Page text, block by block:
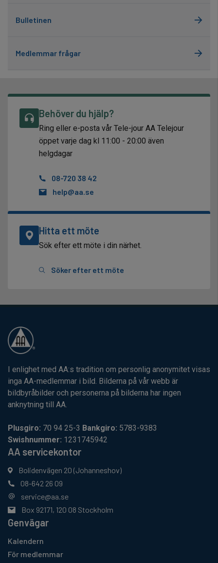
Bulletinen
Medlemmar frågar
Behöver du hjälp?
Ring eller e-posta vår Tele-jour AA Telejour
öppet varje dag kl 11:00 - 20:00 även
helgdagar
08-720 38 42
help@aa.se
Hitta ett möte
Sök efter ett möte i din närhet.
Söker efter ett möte
I enlighet med AA:s tradition om personlig anonymitet visas
inga AA-medlemmar i bild. Bilderna på vår webb är
bildbyråbilder och personerna på bilderna har ingen
anknytning till AA.
Plusgiro: 70 94 25-3 Bankgiro: 5783-9383
Swishnummer: 1231745942
AA servicekontor
Bolidenvägen 20 (Johanneshov)
08-642 26 09
service@aa.se
Box 92171, 120 08 Stockholm
Genvägar
Kalendern
För medlemmar